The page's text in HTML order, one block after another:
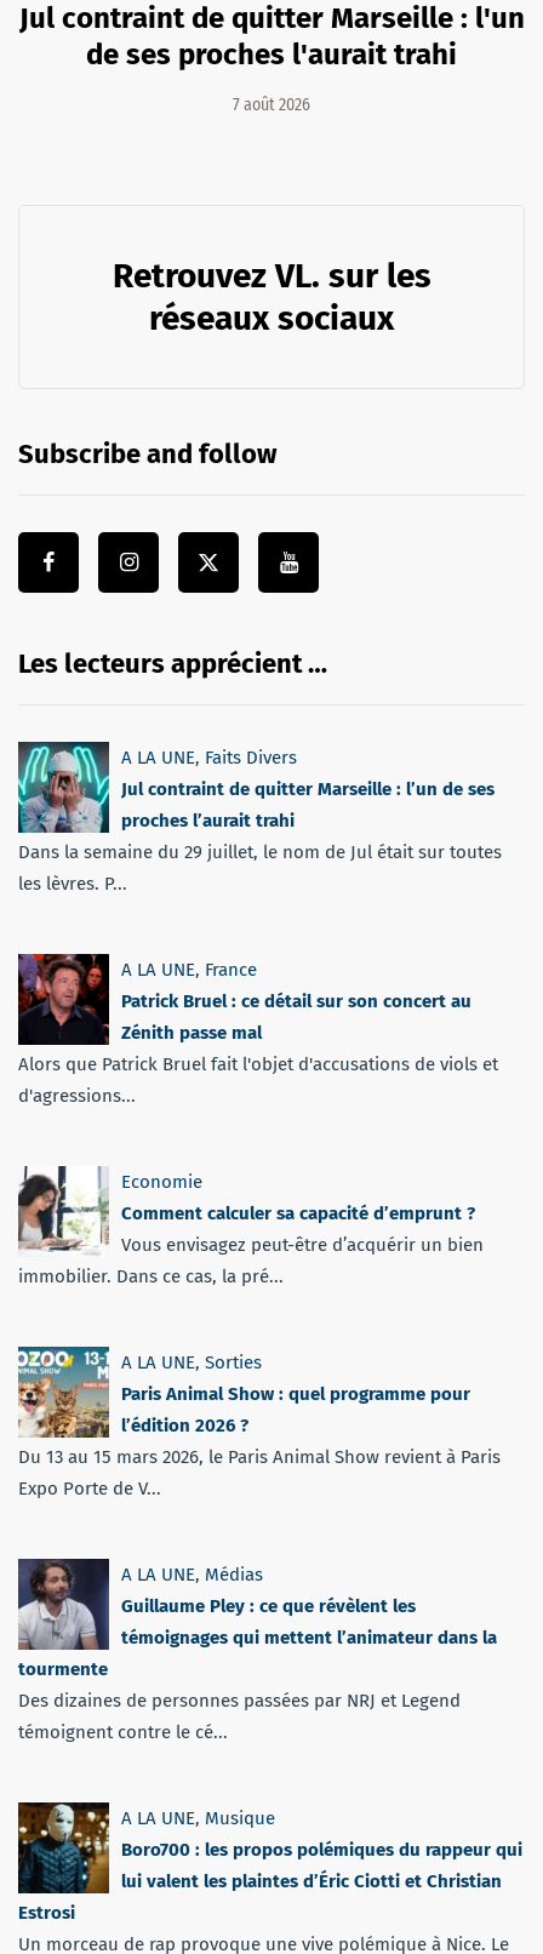
Jul contraint de quitter Marseille : l'un
de ses proches l'aurait trahi
7 août 2026
Retrouvez VL. sur les
réseaux sociaux
Subscribe and follow
Les lecteurs apprécient …
A LA UNE, Faits Divers
Jul contraint de quitter Marseille : l’un de ses
proches l’aurait trahi
Dans la semaine du 29 juillet, le nom de Jul était sur toutes
les lèvres. P...
A LA UNE, France
Patrick Bruel : ce détail sur son concert au
Zénith passe mal
Alors que Patrick Bruel fait l'objet d'accusations de viols et
d'agressions...
Economie
Comment calculer sa capacité d’emprunt ?
Vous envisagez peut-être d’acquérir un bien
immobilier. Dans ce cas, la pré...
A LA UNE, Sorties
Paris Animal Show : quel programme pour
l’édition 2026 ?
Du 13 au 15 mars 2026, le Paris Animal Show revient à Paris
Expo Porte de V...
A LA UNE, Médias
Guillaume Pley : ce que révèlent les
témoignages qui mettent l’animateur dans la
tourmente
Des dizaines de personnes passées par NRJ et Legend
témoignent contre le cé...
A LA UNE, Musique
Boro700 : les propos polémiques du rappeur qui
lui valent les plaintes d’Éric Ciotti et Christian
Estrosi
Un morceau de rap provoque une vive polémique à Nice. Le